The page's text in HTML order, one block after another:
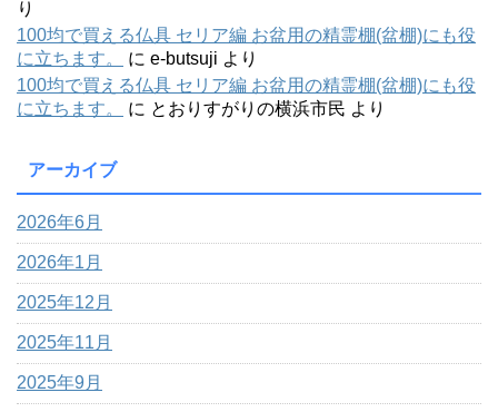
り
100均で買える仏具 セリア編 お盆用の精霊棚(盆棚)にも役
に立ちます。
に e-butsuji より
100均で買える仏具 セリア編 お盆用の精霊棚(盆棚)にも役
に立ちます。
に とおりすがりの横浜市民 より
アーカイブ
2026年6月
2026年1月
2025年12月
2025年11月
2025年9月